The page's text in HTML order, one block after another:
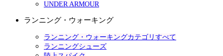
UNDER ARMOUR
ランニング・ウォーキング
ランニング・ウォーキングカテゴリすべて
ランニングシューズ